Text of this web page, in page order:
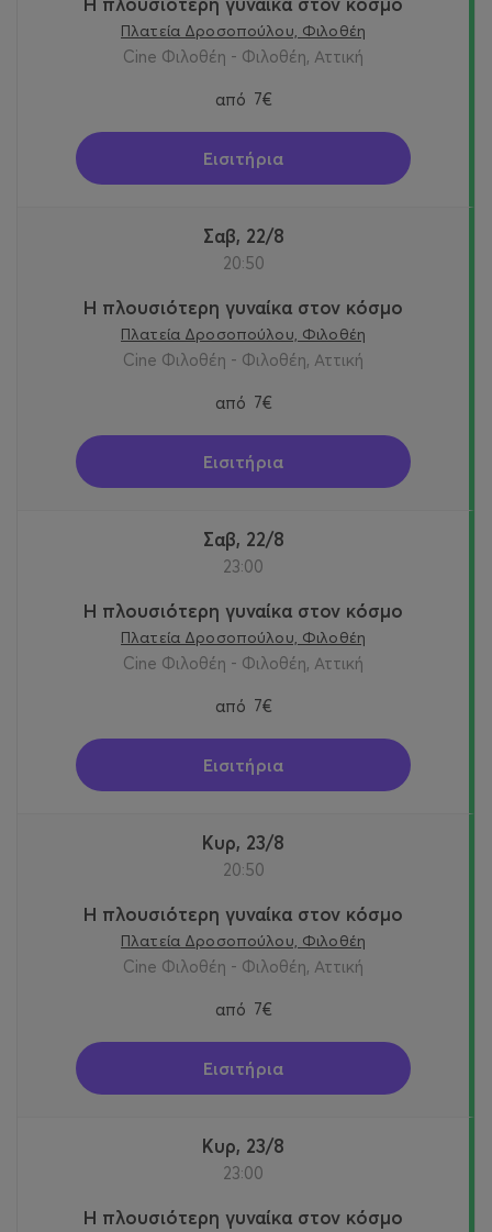
Πλατεία Δροσοπούλου, Φιλοθέη
Cine Φιλοθέη - Φιλοθέη, Αττική
από 7€
Εισιτήρια
Σαβ, 22/8
20:50
Η πλουσιότερη γυναίκα στον κόσμο
Πλατεία Δροσοπούλου, Φιλοθέη
Cine Φιλοθέη - Φιλοθέη, Αττική
από 7€
Εισιτήρια
Σαβ, 22/8
23:00
Η πλουσιότερη γυναίκα στον κόσμο
Πλατεία Δροσοπούλου, Φιλοθέη
Cine Φιλοθέη - Φιλοθέη, Αττική
από 7€
Εισιτήρια
Κυρ, 23/8
20:50
Η πλουσιότερη γυναίκα στον κόσμο
Πλατεία Δροσοπούλου, Φιλοθέη
Cine Φιλοθέη - Φιλοθέη, Αττική
από 7€
Εισιτήρια
Κυρ, 23/8
23:00
Η πλουσιότερη γυναίκα στον κόσμο